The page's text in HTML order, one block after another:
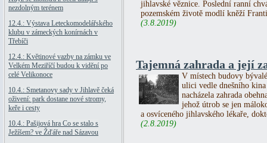
nezdolným terénem
12.4.: Výstava Leteckomodelářského
klubu v zámeckých konírnách v
Třebíči
12.4.: Květinové vazby na zámku ve
Velkém Meziříčí budou k vidění po
celé Velikonoce
10.4.: Smetanovy sady v Jihlavě čeká
oživení: park dostane nové stromy,
keře i cesty
10.4.: Pašijová hra Co se stalo s
Ježíšem? ve Žďáře nad Sázavou
jihlavské věznice. Poslední ranní
pozemském životě modlí kněží
(3.8.2019)
Tajemná zahrada a její
V místech budovy
ulici vedle dnešního
nacházela zahrada
jehož útrob se jen
a osvíceného jihlavského lékaře,
(2.8.2019)